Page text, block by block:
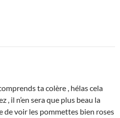
ta colère , hélas cela
, il n’en sera que plus beau la
de voir les pommettes bien roses